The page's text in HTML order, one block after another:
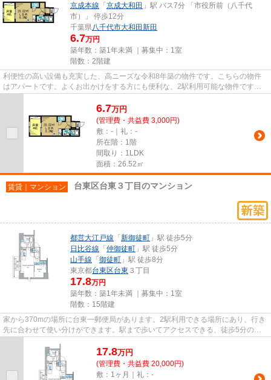
京成本線 「 京成大和田 」駅 バス7分 「市役所前（八千代
市）」 停歩12分
千葉県八千代市大和田新田
6.7万円
築年数：築1年未満 ｜募集中： 1室
階数：2階建
利便性の高い設備も充実した、高ニーズな令和8年築の物件です。こちらの物件
はアパートです。よくお出かけをする方にも便利な、2駅利用可能な物件です。
6.7万円
(管理費・共益費 3,000円)
敷：-｜礼：-
所在階：1階
間取り：1LDK
面積：26.52㎡
賃貸｜マンション 台東区台東３丁目のマンション
都営大江戸線 「 新御徒町 」駅 徒歩5分
日比谷線 「 仲御徒町 」駅 徒歩5分
山手線 「 御徒町 」駅 徒歩8分
東京都台東区台東 ３丁目
17.8万円
築年数：築1年未満 ｜募集中： 1室
階数：15階建
家から370mの場所に台東一郵便局があります。2駅利用できる場所にあり、行き
先に合わせて使い分けができます。駅まで歩いてアクセスできる、徒歩5分の距
17.8万円
(管理費・共益費 20,000円)
敷：1ヶ月｜礼：-